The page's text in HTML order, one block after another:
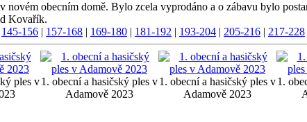
obecním domě. Bylo zcela vyprodáno a o zábavu bylo
Kovařík.
145-156 | 157-168 | 169-180 | 181-192 | 193-204 | 205-216 | 217-228
ples v1. obecní a hasičský ples v
Adamově 2023
1. obecní a hasičský ples v
Adamově 2023
1.